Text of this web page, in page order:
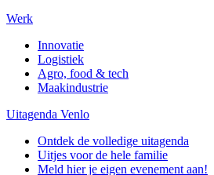
Werk
Innovatie
Logistiek
Agro, food & tech
Maakindustrie
Uitagenda Venlo
Ontdek de volledige uitagenda
Uitjes voor de hele familie
Meld hier je eigen evenement aan!